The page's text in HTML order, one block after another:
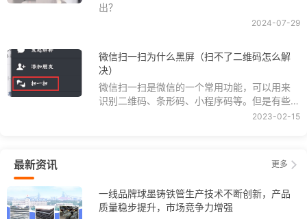
查看榜单
互联网一线品牌排行榜 查看榜单
互联网家装一线品牌排行榜 查看榜单
儿童游戏一线品牌排行榜
售票系统AFC一线品牌排行榜
出？
2024-07-29
微信扫一扫为什么黑屏（扫不了二维码怎么解
决）
微信扫一扫是微信的一个常用功能，可以用来
识别二维码、条形码、小程序码等。但是有些
用户在使用微信扫一扫时，会遇到黑屏的问
2023-02-15
更多
最新资讯
一线品牌球墨铸铁管生产技术不断创新，产品
质量稳步提升，市场竞争力增强